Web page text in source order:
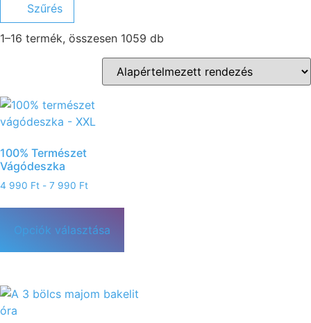
Szűrés
1–16 termék, összesen 1059 db
100% Természet
Vágódeszka
4 990 Ft - 7 990 Ft
Opciók választása